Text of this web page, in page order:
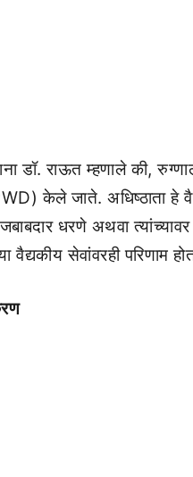
डॉ. राऊत म्हणाले की,
केले जाते. अधिष्ठाता हे
जबाबदार धरणे अथवा
वैद्यकीय सेवांवरही परिणाम